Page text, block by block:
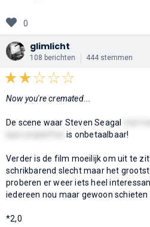
0
glimlicht
108 berichten 444 stemmen
Now you're cremated...
De scene waar Steven Seagal
is onbetaalbaar!
Verder is de film moeilijk om uit te
schrikbarend slecht maar het
proberen er weer iets heel
iedereen nou maar gewoon schieten
*2,0